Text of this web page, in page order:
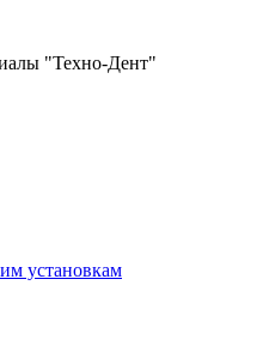
"Техно-Дент"
установкам